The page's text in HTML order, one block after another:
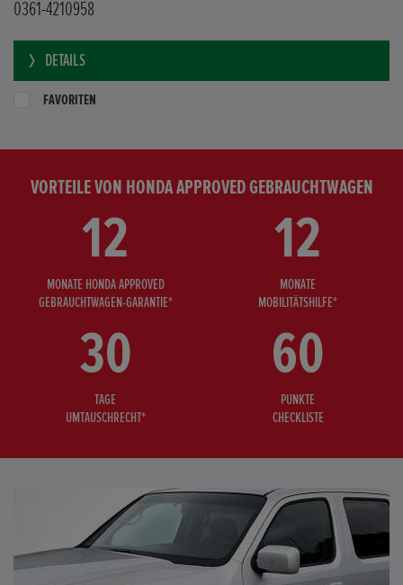
0361-4210958
DETAILS
FAVORITEN
VORTEILE VON HONDA APPROVED GEBRAUCHTWAGEN
12
MONATE HONDA APPROVED
GEBRAUCHTWAGEN-GARANTIE*
12
MONATE
MOBILITÄTSHILFE*
30
TAGE
UMTAUSCHRECHT*
60
PUNKTE
CHECKLISTE